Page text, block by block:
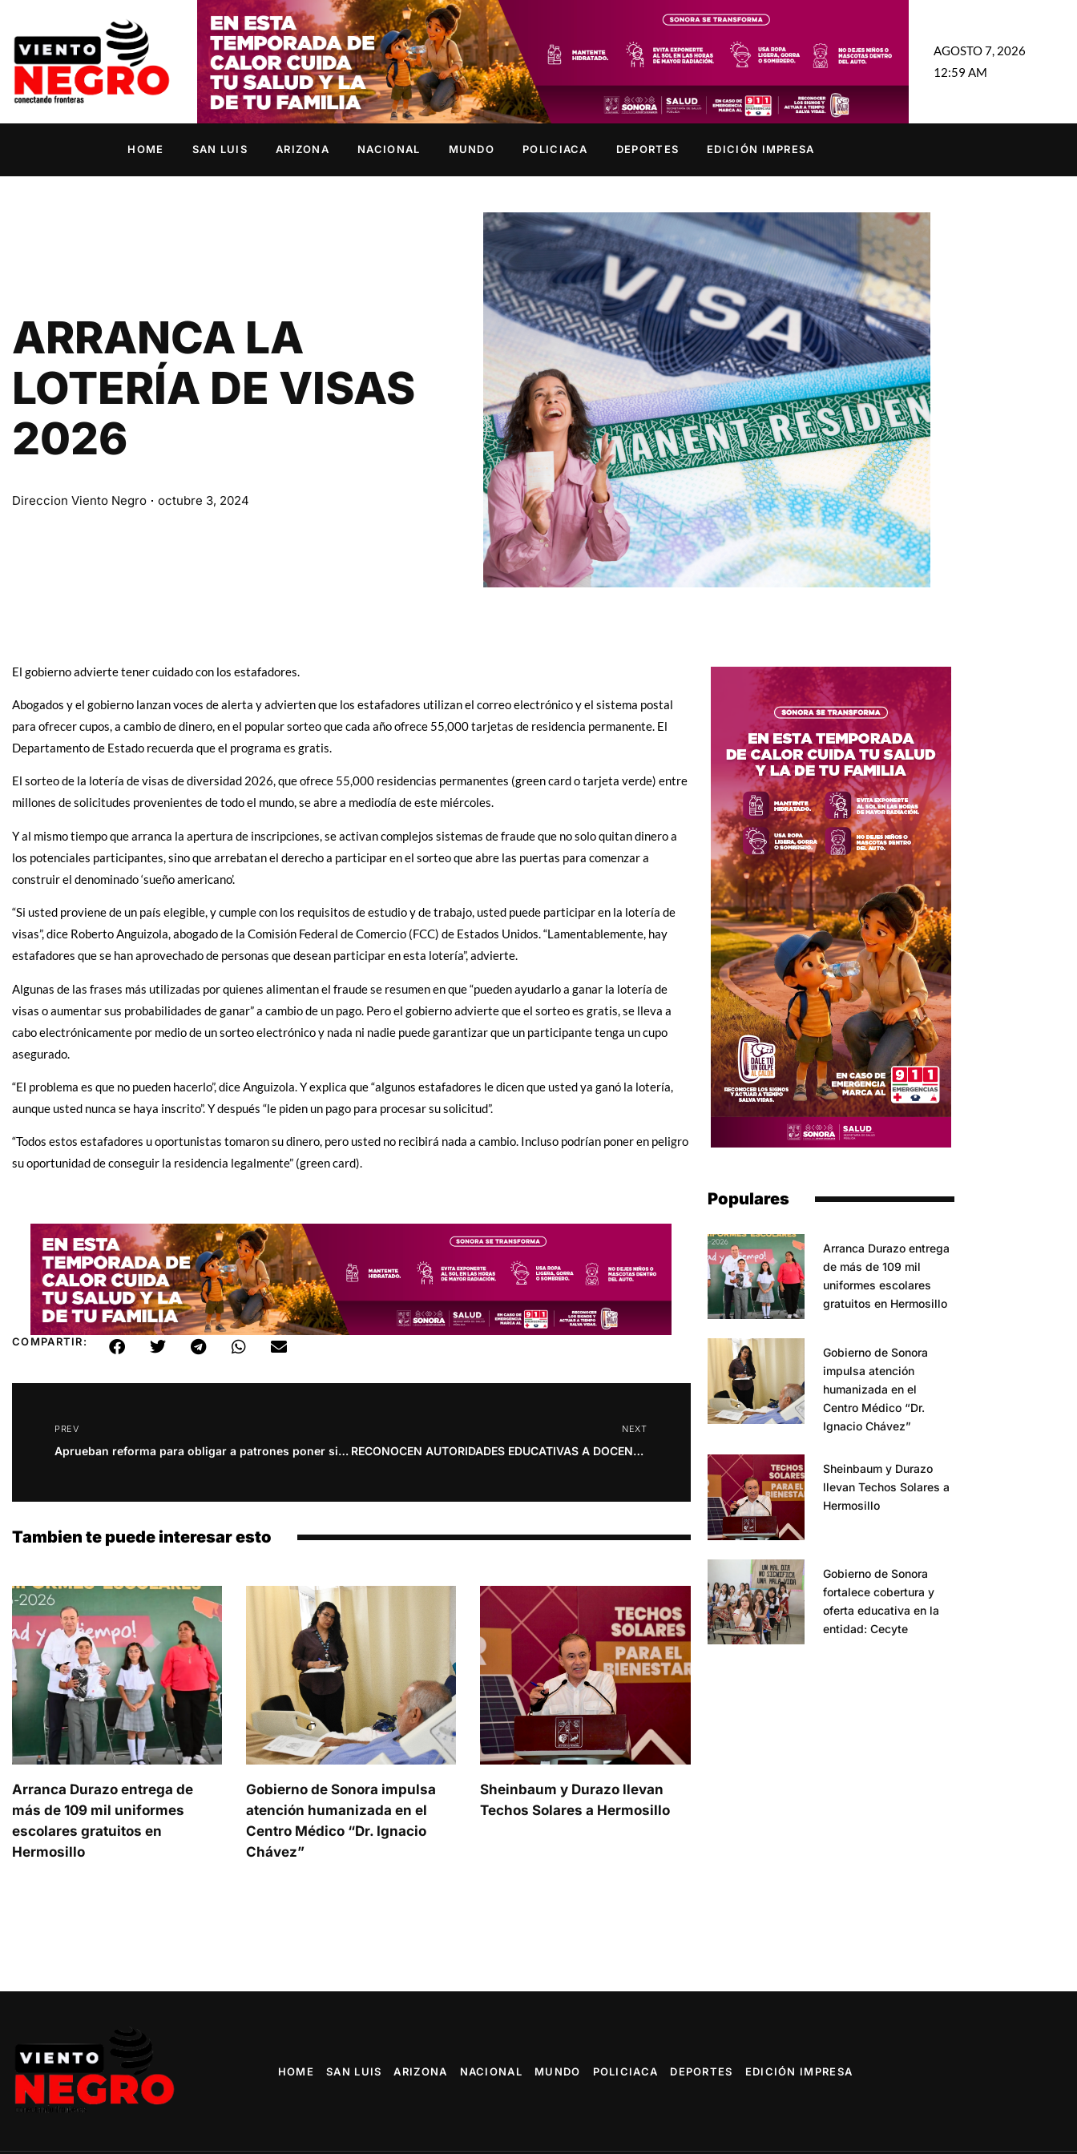
AGOSTO 7, 2026
12:59 AM
HOME SAN LUIS ARIZONA NACIONAL MUNDO POLICIACA DEPORTES EDICIÓN IMPRESA
ARRANCA LA
LOTERÍA DE VISAS
2026
Direccion Viento Negro octubre 3, 2024
El gobierno advierte tener cuidado con los estafadores.
Abogados y el gobierno lanzan voces de alerta y advierten que los estafadores utilizan el correo electrónico y el sistema postal
para ofrecer cupos, a cambio de dinero, en el popular sorteo que cada año ofrece 55,000 tarjetas de residencia permanente. El
Departamento de Estado recuerda que el programa es gratis.
El sorteo de la lotería de visas de diversidad 2026, que ofrece 55,000 residencias permanentes (green card o tarjeta verde) entre
millones de solicitudes provenientes de todo el mundo, se abre a mediodía de este miércoles.
Y al mismo tiempo que arranca la apertura de inscripciones, se activan complejos sistemas de fraude que no solo quitan dinero a
los potenciales participantes, sino que arrebatan el derecho a participar en el sorteo que abre las puertas para comenzar a
construir el denominado ‘sueño americano’.
“Si usted proviene de un país elegible, y cumple con los requisitos de estudio y de trabajo, usted puede participar en la lotería de
visas”, dice Roberto Anguizola, abogado de la Comisión Federal de Comercio (FCC) de Estados Unidos. “Lamentablemente, hay
estafadores que se han aprovechado de personas que desean participar en esta lotería”, advierte.
Algunas de las frases más utilizadas por quienes alimentan el fraude se resumen en que “pueden ayudarlo a ganar la lotería de
visas o aumentar sus probabilidades de ganar” a cambio de un pago. Pero el gobierno advierte que el sorteo es gratis, se lleva a
cabo electrónicamente por medio de un sorteo electrónico y nada ni nadie puede garantizar que un participante tenga un cupo
asegurado.
“El problema es que no pueden hacerlo”, dice Anguizola. Y explica que “algunos estafadores le dicen que usted ya ganó la lotería,
aunque usted nunca se haya inscrito”. Y después “le piden un pago para procesar su solicitud”.
“Todos estos estafadores u oportunistas tomaron su dinero, pero usted no recibirá nada a cambio. Incluso podrían poner en peligro
su oportunidad de conseguir la residencia legalmente” (green card).
COMPARTIR:
PREV
Aprueban reforma para obligar a patrones poner sillas a sus trabajadores
NEXT
RECONOCEN AUTORIDADES EDUCATIVAS A DOCENTE DEL COBACH
Tambien te puede interesar esto
Arranca Durazo entrega de
más de 109 mil uniformes
escolares gratuitos en
Hermosillo
Gobierno de Sonora impulsa
atención humanizada en el
Centro Médico “Dr. Ignacio
Chávez”
Sheinbaum y Durazo llevan
Techos Solares a Hermosillo
Populares
Arranca Durazo entrega
de más de 109 mil
uniformes escolares
gratuitos en Hermosillo
Gobierno de Sonora
impulsa atención
humanizada en el
Centro Médico “Dr.
Ignacio Chávez”
Sheinbaum y Durazo
llevan Techos Solares a
Hermosillo
Gobierno de Sonora
fortalece cobertura y
oferta educativa en la
entidad: Cecyte
HOME SAN LUIS ARIZONA NACIONAL MUNDO POLICIACA DEPORTES EDICIÓN IMPRESA